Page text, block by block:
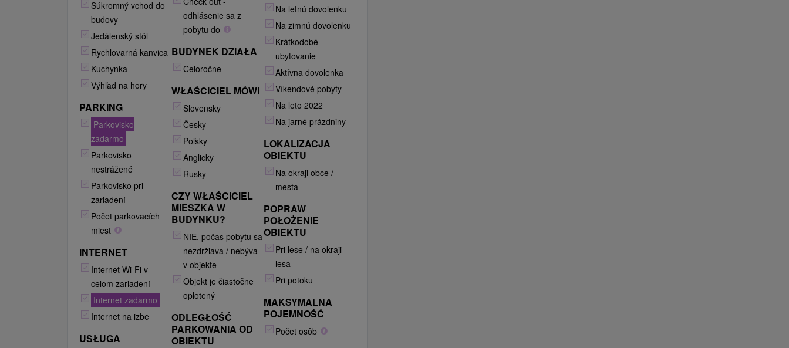
Súkromný vchod do
budovy
Jedálenský stôl
Rychlovarná kanvica
Kuchynka
Výhľad na hory
PARKING
Parkovisko
zadarmo
Parkovisko
nestrážené
Parkovisko pri
zariadení
Počet parkovacích
miest
INTERNET
Internet Wi-Fi v
celom zariadení
Internet zadarmo
Internet na izbe
USŁUGA
odhlásenie sa z
pobytu do
BUDYNEK DZIAŁA
Celoročne
WŁAŚCICIEL MÓWI
Slovensky
Česky
Poľsky
Anglicky
Rusky
CZY WŁAŚCICIEL
MIESZKA W
BUDYNKU?
NIE, počas pobytu sa
nezdržiava / nebýva
v objekte
Objekt je čiastočne
oplotený
ODLEGŁOŚĆ
PARKOWANIA OD
OBIEKTU
Na letnú dovolenku
Na zimnú dovolenku
Krátkodobé
ubytovanie
Aktívna dovolenka
Víkendové pobyty
Na leto 2022
Na jarné prázdniny
LOKALIZACJA
OBIEKTU
Na okraji obce /
mesta
POPRAW
POŁOŻENIE
OBIEKTU
Pri lese / na okraji
lesa
Pri potoku
MAKSYMALNA
POJEMNOŚĆ
Počet osôb